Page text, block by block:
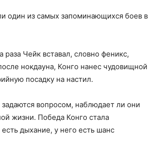
один из самых запоминающихся боев в
Чейк вставал, словно феникс,
нокдауна, Конго нанес чудовищной
посадку на настил.
вопросом, наблюдает ли они
жизни. Победа Конго стала
дыхание, у него есть шанс